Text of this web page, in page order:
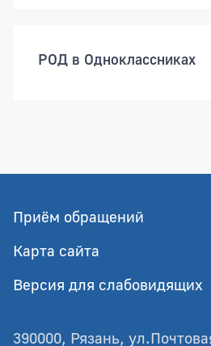
РОД в Одноклассниках
Приём обращений
Карта сайта
Версия для слабовидящих
390000, Рязань,